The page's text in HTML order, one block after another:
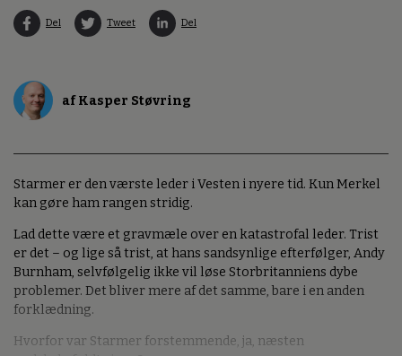
Del Tweet Del
af Kasper Støvring
Starmer er den værste leder i Vesten i nyere tid. Kun Merkel
kan gøre ham rangen stridig.
Lad dette være et gravmæle over en katastrofal leder. Trist
er det – og lige så trist, at hans sandsynlige efterfølger, Andy
Burnham, selvfølgelig ikke vil løse Storbritanniens dybe
problemer. Det bliver mere af det samme, bare i en anden
forklædning.
Hvorfor var Starmer forstemmende, ja, næsten